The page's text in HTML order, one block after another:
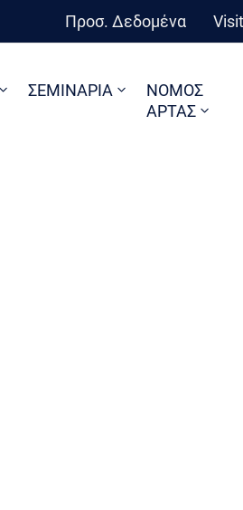
Προσ. Δεδομένα
ΣΕΜΙΝΑΡΙΑ
ΝΟΜΟΣ
ΑΡΤΑΣ